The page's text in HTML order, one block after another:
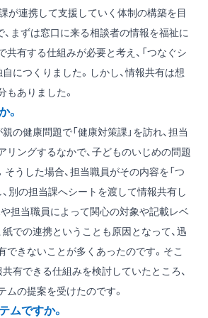
が連携して支援していく体制の構築を目
、まずは窓口に来る相談者の情報を福祉に
共有する仕組みが必要と考え、「つなぐシ
につくりました。しかし、情報共有は想
もありました。
。
の健康問題で「健康対策課」を訪れ、担当
リングするなかで、子どものいじめの問題
そうした場合、担当職員がその内容を「つ
、別の担当課へシートを渡して情報共有し
や担当職員によって関心の対象や記載レベ
紙での連携ということも原因となって、迅
できないことが多くあったのです。そこ
有できる仕組みを検討していたところ、
ムの提案を受けたのです。
ムですか。